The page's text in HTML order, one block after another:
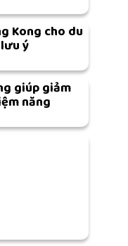
Kong cho du
ý
giúp giảm
năng